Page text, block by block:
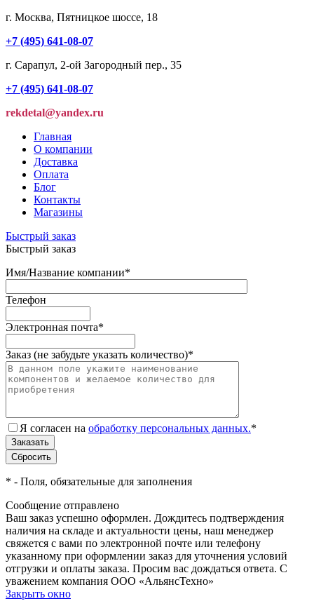
г. Москва, Пятницкое шоссе, 18
+7 (495) 641-08-07
г. Сарапул, 2-ой Загородный пер., 35
+7 (495) 641-08-07
rekdetal@yandex.ru
Главная
О компании
Доставка
Оплата
Блог
Контакты
Магазины
Быстрый заказ
Быстрый заказ
Имя/Название компании*
Телефон
Электронная почта*
Заказ (не забудьте указать количество)*
Я согласен на обработку персональных данных.*
* - Поля, обязательные для заполнения
Сообщение отправлено
Ваш заказ успешно оформлен. Дождитесь подтверждения
наличия на складе и актуальности цены, наш менеджер
свяжется с вами по электронной почте или телефону
указанному при оформлении заказ для уточнения условий
отгрузки и оплаты заказа. Просим вас дождаться ответа. С
уважением компания ООО «АльянсТехно»
Закрыть окно